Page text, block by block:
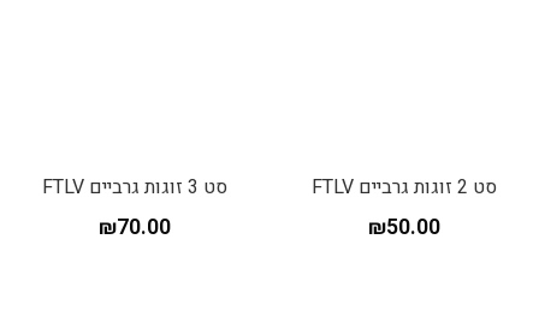
סט 2 זוגות גרביים FTLV
₪50.00
סט 3 זוגות גרביים FTLV
₪70.00